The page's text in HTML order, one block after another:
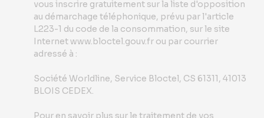
vous inscrire gratuitement sur la liste d'opposition
au démarchage téléphonique, prévu par l'article
L223-1 du code de la consommation, sur le site
Internet www.bloctel.gouv.fr ou par courrier
adressé à :
Société Worldline, Service Bloctel, CS 61311, 41013
BLOIS CEDEX.
Pour en savoir plus sur le traitement de vos